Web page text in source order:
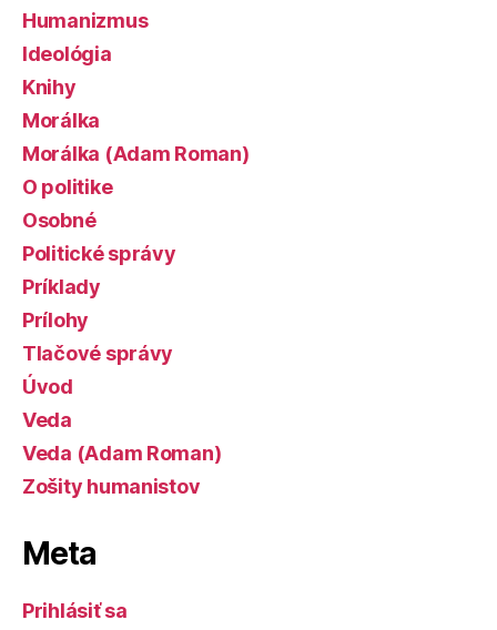
Humanizmus
Ideológia
Knihy
Morálka
Morálka (Adam Roman)
O politike
Osobné
Politické správy
Príklady
Prílohy
Tlačové správy
Úvod
Veda
Veda (Adam Roman)
Zošity humanistov
Meta
Prihlásiť sa